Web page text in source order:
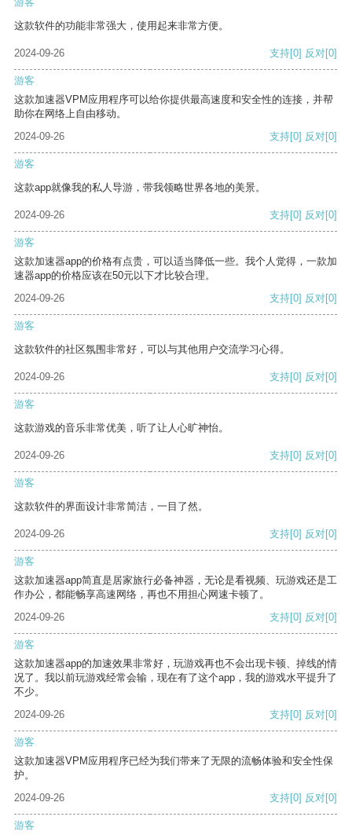
这款软件的功能非常强大，使用起来非常方便。
2024-09-26 支持[0] 反对[0]
游客
这款加速器VPM应用程序可以给你提供最高速度和安全性的连接，并帮
助你在网络上自由移动。
2024-09-26
支持[0] 反对[0]
游客
这款app就像我的私人导游，带我领略世界各地的美景。
2024-09-26 支持[0] 反对[0]
游客
这款加速器app的价格有点贵，可以适当降低一些。我个人觉得，一款加
速器app的价格应该在50元以下才比较合理。
2024-09-26
支持[0] 反对[0]
游客
这款软件的社区氛围非常好，可以与其他用户交流学习心得。
2024-09-26 支持[0] 反对[0]
游客
这款游戏的音乐非常优美，听了让人心旷神怡。
2024-09-26 支持[0] 反对[0]
游客
这款软件的界面设计非常简洁，一目了然。
2024-09-26 支持[0] 反对[0]
游客
这款加速器app简直是居家旅行必备神器，无论是看视频、玩游戏还是工
作办公，都能畅享高速网络，再也不用担心网速卡顿了。
2024-09-26
支持[0] 反对[0]
游客
这款加速器app的加速效果非常好，玩游戏再也不会出现卡顿、掉线的情
况了。我以前玩游戏经常会输，现在有了这个app，我的游戏水平提升了
不少。
2024-09-26
支持[0] 反对[0]
游客
这款加速器VPM应用程序已经为我们带来了无限的流畅体验和安全性保
护。
2024-09-26
支持[0] 反对[0]
游客